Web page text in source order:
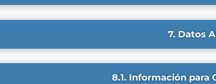
7. Datos
8.1. Información para